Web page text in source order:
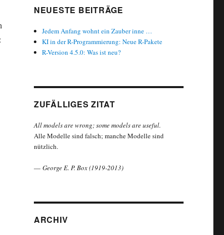
– irreführend vs. informativ?“
NEUESTE BEITRÄGE
Jedem Anfang wohnt ein Zauber inne …
KI in der R-Programmierung: Neue R-Pakete
R-Version 4.5.0: Was ist neu?
ZUFÄLLIGES ZITAT
All models are wrong; some models are useful.
Alle Modelle sind falsch; manche Modelle sind
nützlich.
— George E. P. Box (1919-2013)
ARCHIV